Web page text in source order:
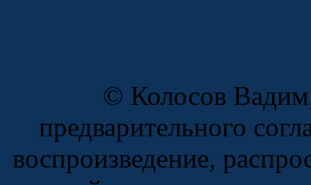
© Колосов
предварительного
воспроизведение,